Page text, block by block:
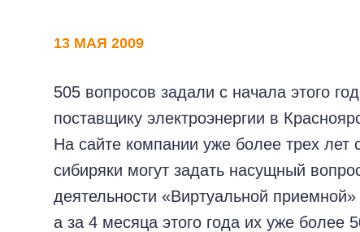
13 МАЯ 2009
505 вопросов задали с начала этого
поставщику электроэнергии в
На сайте компании уже более трех лет
сибиряки могут задать насущный
деятельности «Виртуальной
а за 4 месяца этого года их уже более